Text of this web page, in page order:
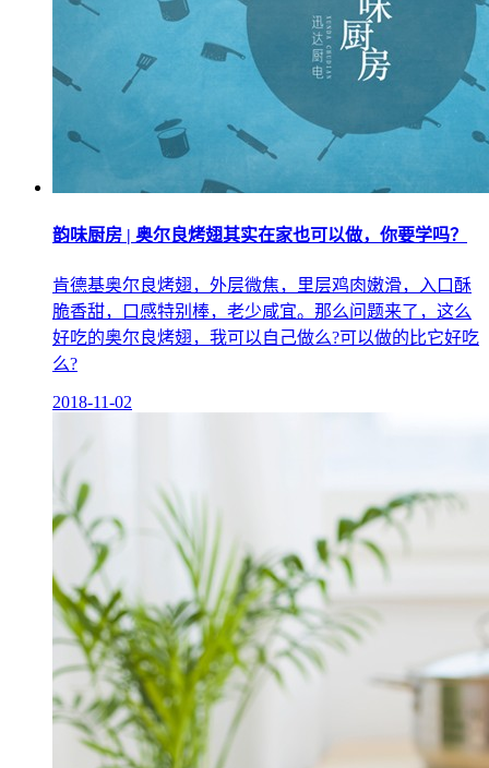
韵味厨房 | 奥尔良烤翅其实在家也可以做，你要学吗？
肯德基奥尔良烤翅，外层微焦，里层鸡肉嫩滑，入口酥
脆香甜，口感特别棒，老少咸宜。那么问题来了，这么
好吃的奥尔良烤翅，我可以自己做么?可以做的比它好吃
么?
2018-11-02